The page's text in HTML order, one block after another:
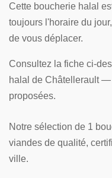
Cette boucherie halal
toujours l'horaire du
de vous déplacer.
Consultez la fiche ci-
halal de Châtellerault
proposées.
Notre sélection de 1
viandes de qualité,
ville.